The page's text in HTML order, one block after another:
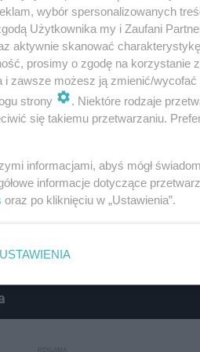
miejscowościami(...), są to:
- powiedział
wieczorem powiedział,
wybór spersonalizowanych
Użytkownika my i Zaufani
aktywnie skanować
prosimy o zgodę na korzystanie
i zawsze możesz ją zmienić/
strony
. Niektóre rodzaje
się takiemu przetwarzaniu.
informacjami, abyś mógł
informacje dotyczące
oraz po kliknięciu w „Ustawienia”.
USTAWIENIA